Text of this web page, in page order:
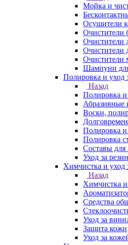
Мойка и
Осушители
Очистители
Очистители
Очистители
Очистители
Шампуни
Полировка и уход
Назад
Полировка и
Абразивные
Воски,
Полировка и
Полировка
Составы для
Уход за
Химчистка и уход
Назад
Химчистка и
Средства
Уход за
Защита кожи
Уход за